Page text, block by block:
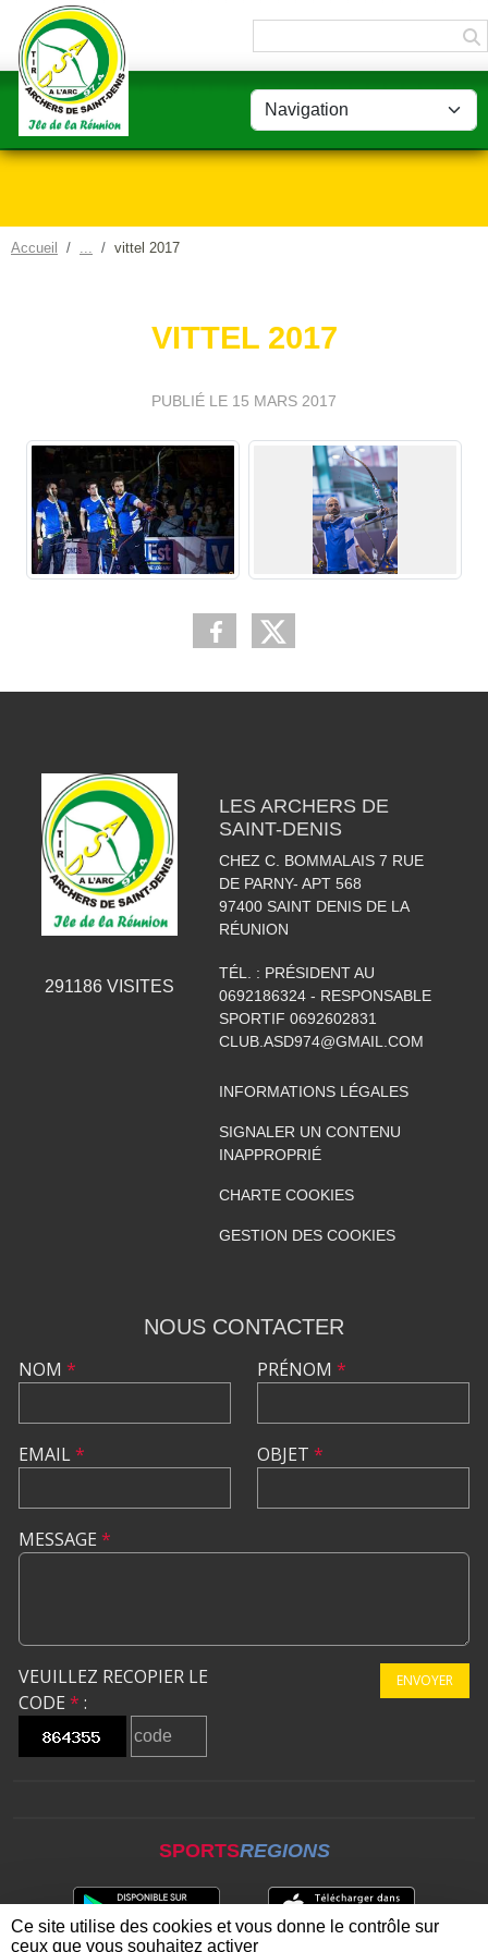
Accueil vittel 2017
VITTEL 2017
PUBLIÉ LE 15 MARS 2017
291186VISITES
LES ARCHERS DE
SAINT-DENIS
CHEZ C. BOMMALAIS 7 RUE
DE PARNY- APT 568
97400 SAINT DENIS DE LA
RÉUNION
TÉL. : PRÉSIDENT AU
0692186324 - RESPONSABLE
SPORTIF 0692602831
CLUB.ASD974@GMAIL.COM
INFORMATIONS LÉGALES
SIGNALER UN CONTENU
INAPPROPRIÉ
CHARTE COOKIES
GESTION DES COOKIES
NOUS CONTACTER
NOM *
EMAIL*
PRÉNOM *
OBJET *
MESSAGE *
VEUILLEZ RECOPIER LE
CODE * :
ENVOYER
SPORTSREGIONS
Panneau de gestion des cookies
Ce site utilise des cookies et vous donne le contrôle sur
ceux que vous souhaitez activer